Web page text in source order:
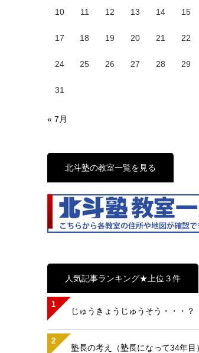
10 11 12 13 14 15
17 18 19 20 21 22
24 25 26 27 28 29
31
« 7月
北斗塾の教室一覧を見る
人気記事ランキング★上位３件
1
じゅうきょうじゅうそう・・・？
2
塾長の考え（塾長になって34年